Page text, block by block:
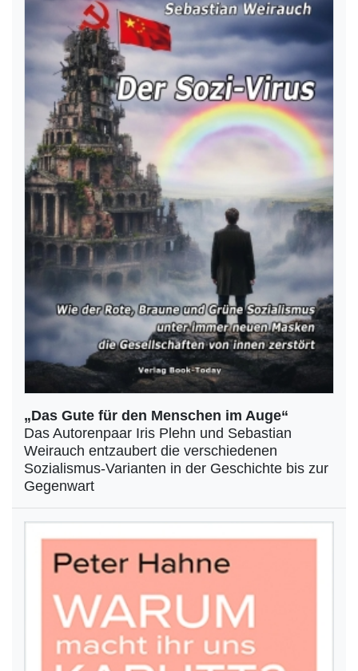
„Das Gute für den Menschen im Auge“
Das Autorenpaar Iris Plehn und Sebastian
Weirauch entzaubert die verschiedenen
Sozialismus-Varianten in der Geschichte bis zur
Gegenwart